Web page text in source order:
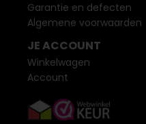
Garantie en defecten
Algemene voorwaarden
JE ACCOUNT
Winkelwagen
Account